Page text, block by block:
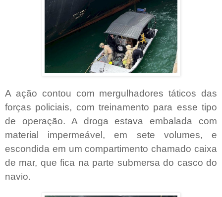
A ação contou com mergulhadores táticos das
forças policiais, com treinamento para esse tipo
de operação. A droga estava embalada com
material impermeável, em sete volumes, e
escondida em um compartimento chamado caixa
de mar, que fica na parte submersa do casco do
navio.